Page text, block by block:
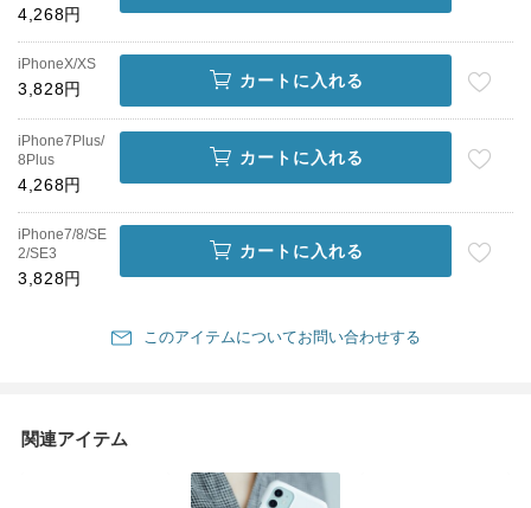
4,268円
iPhoneX/XS
3,828円 カートに入れる
iPhone7Plus/
8Plus
4,268円
カートに入れる
iPhone7/8/SE
2/SE3
3,828円
カートに入れる
このアイテムについてお問い合わせする
関連アイテム